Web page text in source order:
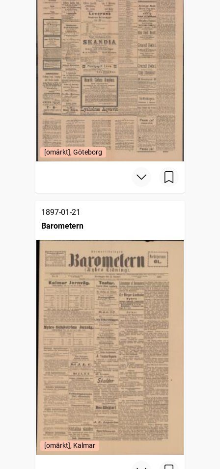
[omärkt], Göteborg
1897-01-21
Barometern
[omärkt], Kalmar